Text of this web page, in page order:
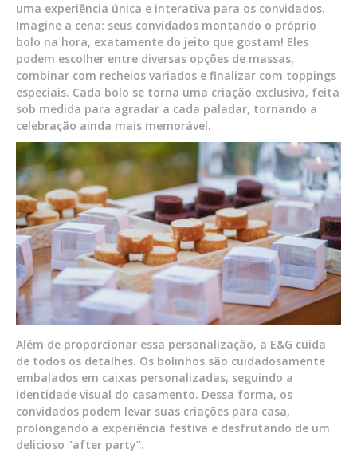
uma experiência única e interativa para os convidados.
Imagine a cena: seus convidados montando o próprio
bolo na hora, exatamente do jeito que gostam! Eles
podem escolher entre diversas opções de massas,
combinar com recheios variados e finalizar com toppings
especiais. Cada bolo se torna uma criação exclusiva, feita
sob medida para agradar a cada paladar, tornando a
celebração ainda mais memorável.
Além de proporcionar essa personalização, a E&G cuida
de todos os detalhes. Os bolinhos são cuidadosamente
embalados em caixas personalizadas, seguindo a
identidade visual do casamento. Dessa forma, os
convidados podem levar suas criações para casa,
prolongando a experiência festiva e desfrutando de um
delicioso “after party”.